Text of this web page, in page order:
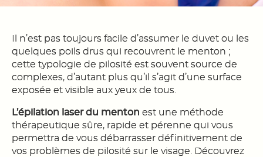
Il n’est pas toujours facile d’assumer le duvet ou les
quelques poils drus qui recouvrent le menton ;
cette typologie de pilosité est souvent source de
complexes, d’autant plus qu’il s’agit d’une surface
exposée et visible aux yeux de tous.
L’épilation laser du menton est une méthode
thérapeutique sûre, rapide et pérenne qui vous
permettra de vous débarrasser définitivement de
vos problèmes de pilosité sur le visage. Découvrez